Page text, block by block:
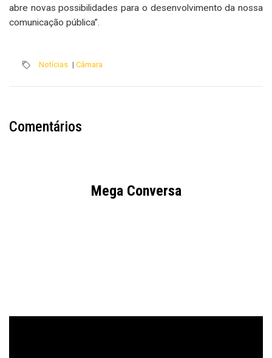
abre novas possibilidades para o desenvolvimento da nossa
comunicação pública”.
Notícias | Câmara
Comentários
Mega Conversa